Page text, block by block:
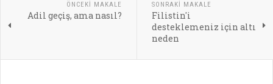
ÖNCEKI MAKALE
Adil geçiş, ama nasıl?
SONRAKI MAKALE
Filistin'i
desteklemeniz için altı
neden